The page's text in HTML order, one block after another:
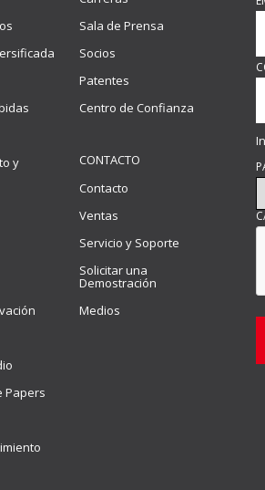
y
Papers
Sala de Prensa
Socios
Patentes
Centro de Confianza
CONTACTO
Contacto
Ventas
Servicio y Soporte
Solicitar una
Demostración
Medios